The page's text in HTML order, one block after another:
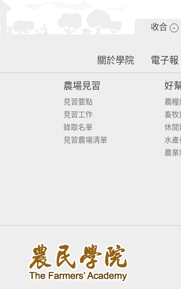
收合 -
關於學院 電子報
農場見習
見習要點
見習工作
錄取名單
見習農場清單
好
農糧
畜牧
休閒
水產
農業